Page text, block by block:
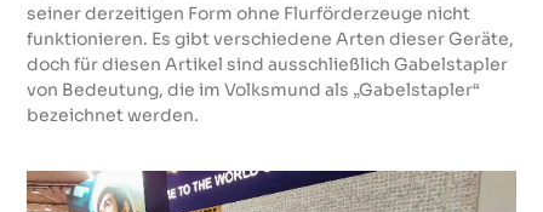
seiner derzeitigen Form ohne Flurförderzeuge nicht
funktionieren. Es gibt verschiedene Arten dieser Geräte,
doch für diesen Artikel sind ausschließlich Gabelstapler
von Bedeutung, die im Volksmund als „Gabelstapler“
bezeichnet werden.